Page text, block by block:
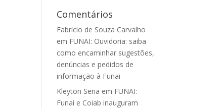
Comentários
Fabrício de Souza Carvalho
em FUNAI: Ouvidoria: saiba
como encaminhar sugestões,
denúncias e pedidos de
informação à Funai
Kleyton Sena em FUNAI:
Funai e Coiab inauguram